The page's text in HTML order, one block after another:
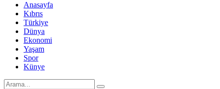
Anasayfa
Kıbrıs
Türkiye
Dünya
Ekonomi
Yaşam
Spor
Künye